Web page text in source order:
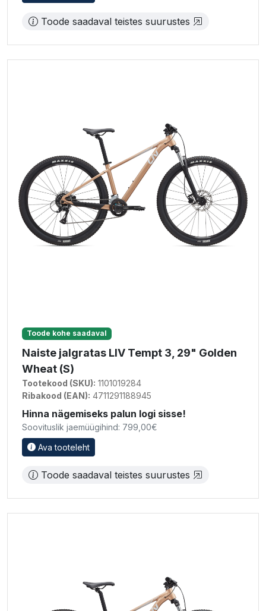
Toode saadaval teistes suurustes
Toode kohe saadaval
Naiste jalgratas LIV Tempt 3, 29" Golden
Wheat (S)
Tootekood (SKU): 1101019284
Ribakood (EAN): 4711291188945
Hinna nägemiseks palun logi sisse!
Soovituslik jaemüügihind: 799,00€
Ava tooteleht
Toode saadaval teistes suurustes